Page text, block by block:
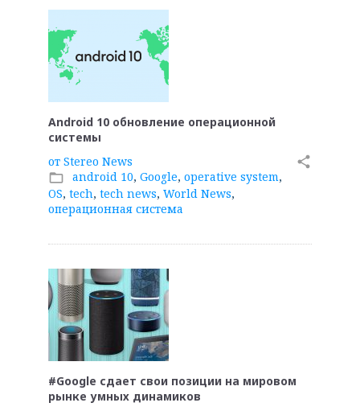
Android 10 обновление операционной
системы
от Stereo News
folder_open android 10, Google, operative system,
OS, tech, tech news, World News,
операционная система
share
#Google сдает свои позиции на мировом
рынке умных динамиков